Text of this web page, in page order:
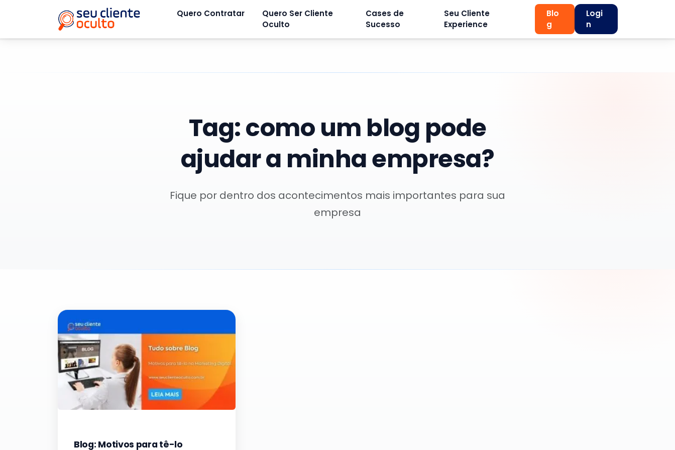
Quero Contratar
Quero Ser Cliente
Oculto
Cases de
Sucesso
Seu Cliente
Experience
Blo
g
Logi
n
Tag:como um blog pode
ajudar a minha empresa?
Fique por dentro dos acontecimentos mais importantes para sua
empresa
Blog: Motivos para tê-lo